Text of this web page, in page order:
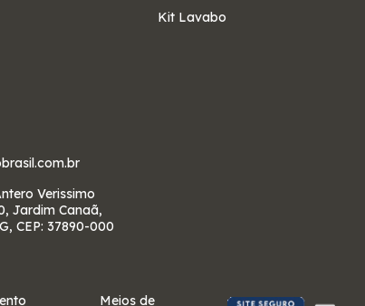
Verissimo
Jardim Canaã,
CEP: 37890-000
Kit Lavabo
Meios de